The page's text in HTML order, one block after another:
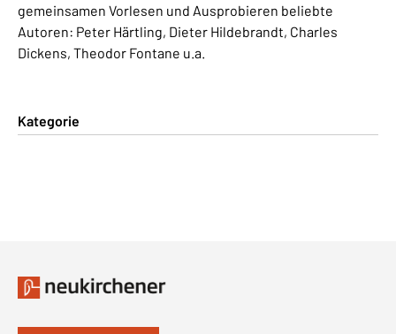
gemeinsamen Vorlesen und Ausprobieren beliebte
Autoren: Peter Härtling, Dieter Hildebrandt, Charles
Dickens, Theodor Fontane u.a.
Kategorie